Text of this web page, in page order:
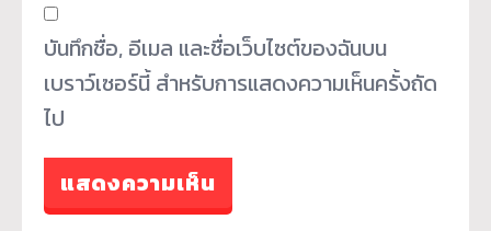
บันทึกชื่อ, อีเมล และชื่อเว็บไซต์ของฉันบน
เบราว์เซอร์นี้ สำหรับการแสดงความเห็นครั้งถัด
ไป